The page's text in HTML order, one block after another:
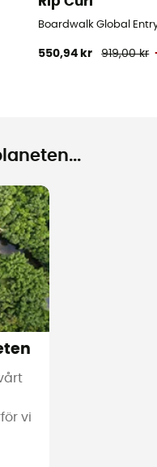
Boardwalk Global
550,94 kr 919,00 kr
vi